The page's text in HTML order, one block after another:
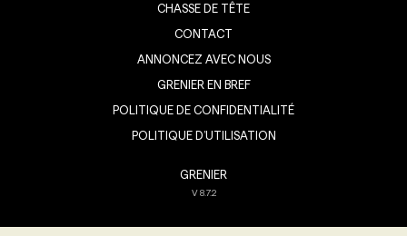
CHASSE DE TÊTE
CONTACT
ANNONCEZ AVEC NOUS
GRENIER EN BREF
POLITIQUE DE CONFIDENTIALITÉ
POLITIQUE D’UTILISATION
GRENIER
V8.7.2